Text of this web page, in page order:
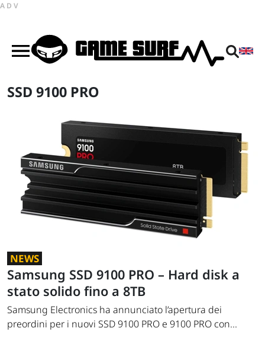
ADV
SSD 9100 PRO
NEWS
Samsung SSD 9100 PRO – Hard disk a
stato solido fino a 8TB
Samsung Electronics ha annunciato l’apertura dei
preordini per i nuovi SSD 9100 PRO e 9100 PRO con...